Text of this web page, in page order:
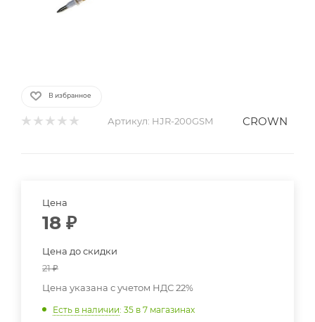
В избранное
Артикул: HJR-200GSM CROWN
Цена
18 ₽
Цена до скидки
21₽
Цена указана с учетом НДС 22%
Есть в наличии: 35 в 7 магазинах